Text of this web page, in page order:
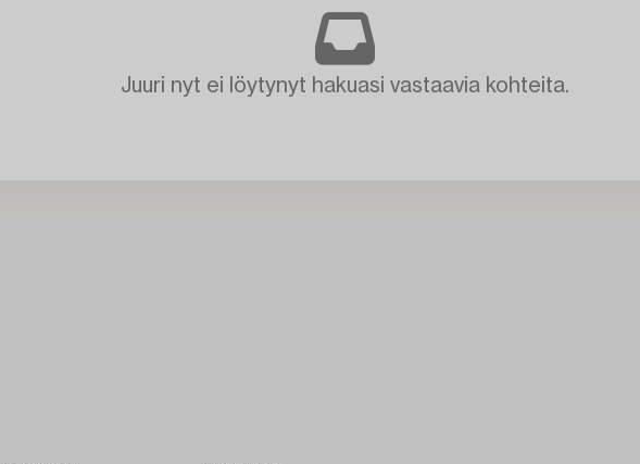
Juuri nyt ei löytynyt hakuasi vastaavia kohteita.